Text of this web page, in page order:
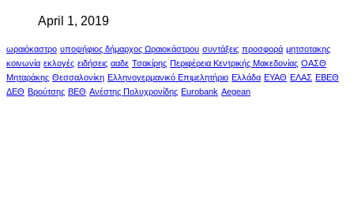
April 1, 2019
ωραιόκαστρο υποψήφιος δήμαρχος Ωραιοκάστρου συντάξεις προσφορά μητσοτακης
κοινωνία εκλογές ειδήσεις ααδε Τσακίρης Περιφέρεια Κεντρικής Μακεδονίας ΟΑΣΘ
Μηταράκης Θεσσαλονίκη Ελληνογερμανικό Επιμελητήριο Ελλάδα ΕΥΑΘ ΕΛΑΣ ΕΒΕΘ
ΔΕΘ Βρούτσης ΒΕΘ Ανέστης Πολυχρονίδης Eurobank Aegean